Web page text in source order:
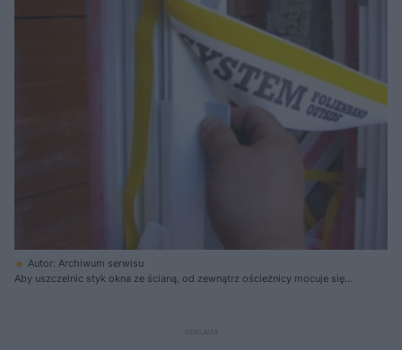
Autor: Archiwum serwisu
Aby uszczelnic styk okna ze ścianą, od zewnątrz ościeżnicy mocuje się